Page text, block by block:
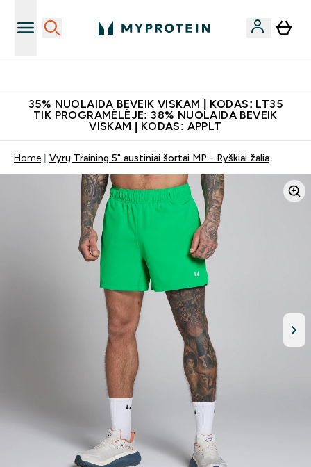
35% NUOLAIDA BEVEIK VISKAM | KODAS: LT35
TIK PROGRAMĖLĖJE: 38% NUOLAIDA BEVEIK
VISKAM | KODAS: APPLT
Home Vyrų Training 5" austiniai šortai MP - Ryškiai žalia